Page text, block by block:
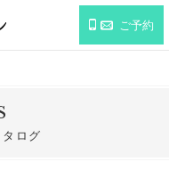
ご予約
ログ